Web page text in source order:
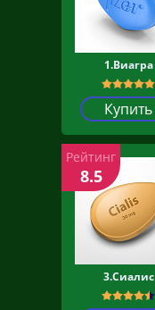
1.Виагра
Купить
3.Сиалис
Рейтинг
8.5